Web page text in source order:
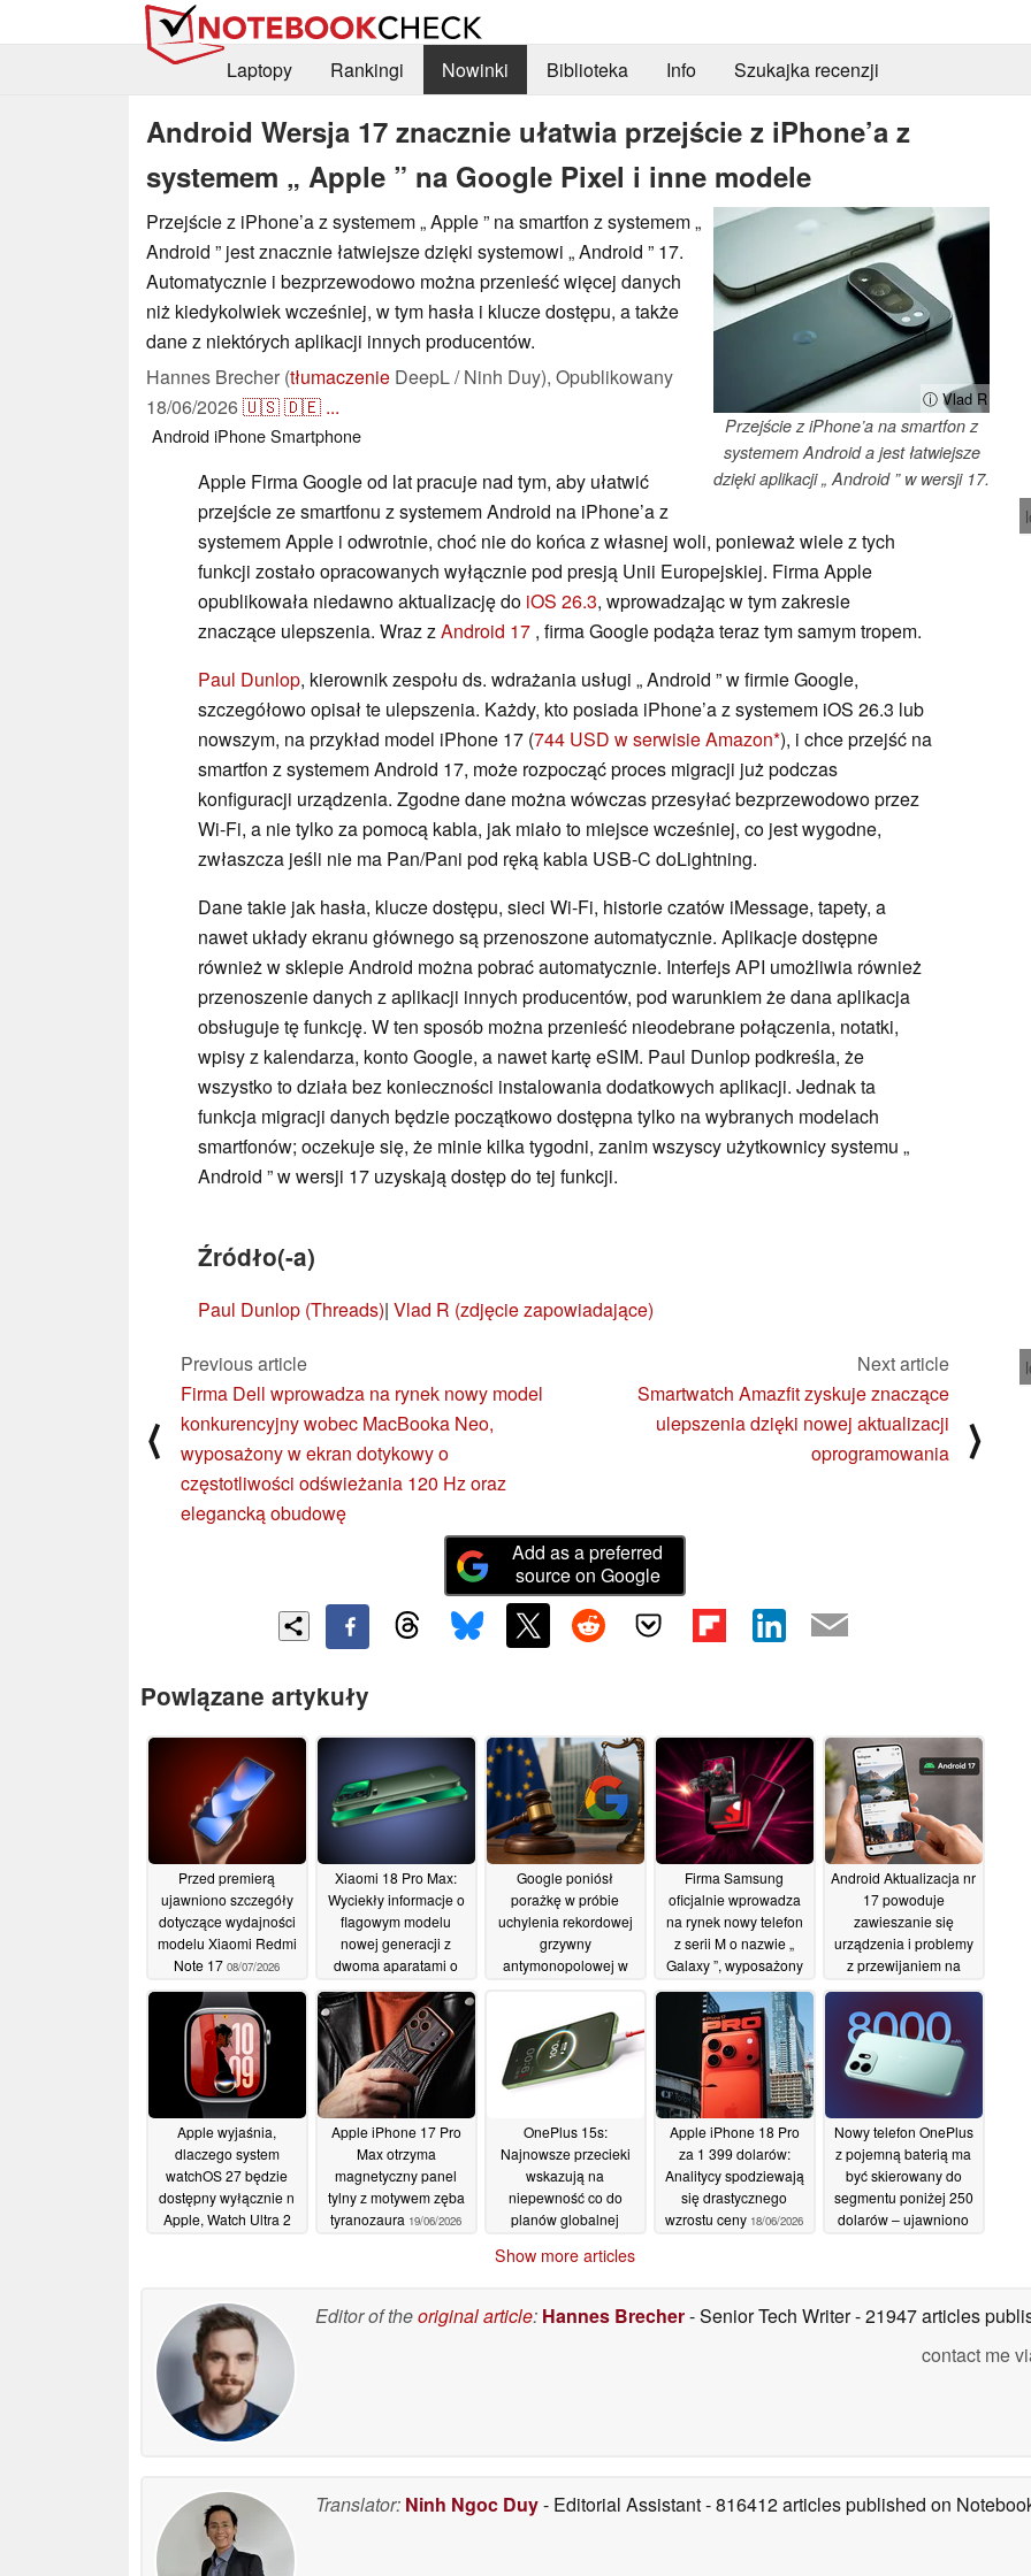
Laptopy
Rankingi Nowinki Biblioteka Info Szukajka recenzji
Android Wersja 17 znacznie ułatwia przejście z iPhone’a z
systemem „ Apple ” na Google Pixel i inne modele
ⓘ Vlad R
Przejście z iPhone’a na smartfon z
systemem Android a jest łatwiejsze
dzięki aplikacji „ Android ” w wersji 17.
Przejście z iPhone’a z systemem „ Apple ” na smartfon z systemem „
Android ” jest znacznie łatwiejsze dzięki systemowi „ Android ” 17.
Automatycznie i bezprzewodowo można przenieść więcej danych
niż kiedykolwiek wcześniej, w tym hasła i klucze dostępu, a także
dane z niektórych aplikacji innych producentów.
Hannes Brecher (tłumaczenie DeepL / Ninh Duy), Opublikowany
18/06/2026🇺🇸🇩🇪 ...
AndroidiPhoneSmartphone
Apple Firma Google od lat pracuje nad tym, aby ułatwić
przejście ze smartfonu z systemem Android na iPhone’a z
systemem Apple i odwrotnie, choć nie do końca z własnej woli, ponieważ wiele z tych
funkcji zostało opracowanych wyłącznie pod presją Unii Europejskiej. Firma Apple
opublikowała niedawno aktualizację do iOS 26.3, wprowadzając w tym zakresie
znaczące ulepszenia. Wraz zAndroid 17 , firma Google podąża teraz tym samym tropem.
Paul Dunlop, kierownik zespołu ds. wdrażania usługi „ Android ” w firmie Google,
szczegółowo opisał te ulepszenia. Każdy, kto posiada iPhone’a z systemem iOS 26.3 lub
nowszym, na przykład model iPhone 17 (744 USD w serwisie Amazon ), i chce przejść na
smartfon z systemem Android 17, może rozpocząć proces migracji już podczas
konfiguracji urządzenia. Zgodne dane można wówczas przesyłać bezprzewodowo przez
Wi-Fi, a nie tylko za pomocą kabla, jak miało to miejsce wcześniej, co jest wygodne,
zwłaszcza jeśli nie ma Pan/Pani pod ręką kabla USB-C doLightning.
Dane takie jak hasła, klucze dostępu, sieci Wi-Fi, historie czatów iMessage, tapety, a
nawet układy ekranu głównego są przenoszone automatycznie. Aplikacje dostępne
również w sklepie Android można pobrać automatycznie. Interfejs API umożliwia również
przenoszenie danych z aplikacji innych producentów, pod warunkiem że dana aplikacja
obsługuje tę funkcję. W ten sposób można przenieść nieodebrane połączenia, notatki,
wpisy z kalendarza, konto Google, a nawet kartę eSIM. Paul Dunlop podkreśla, że
wszystko to działa bez konieczności instalowania dodatkowych aplikacji. Jednak ta
funkcja migracji danych będzie początkowo dostępna tylko na wybranych modelach
smartfonów; oczekuje się, że minie kilka tygodni, zanim wszyscy użytkownicy systemu „
Android ” w wersji 17 uzyskają dostęp do tej funkcji.
Źródło(-a)
Paul Dunlop (Threads)| Vlad R (zdjęcie zapowiadające)
⟨
Previous article
Firma Dell wprowadza na rynek nowy model
konkurencyjny wobec MacBooka Neo,
wyposażony w ekran dotykowy o
częstotliwości odświeżania 120 Hz oraz
elegancką obudowę
Next article
Smartwatch Amazfit zyskuje znaczące
ulepszenia dzięki nowej aktualizacji
oprogramowania
⟩
Add as a preferred
source on Google
Powiązane artykuły
Przed premierą
ujawniono szczegóły
dotyczące wydajności
modelu Xiaomi Redmi
Note 17 08/07/2026
Xiaomi 18 Pro Max:
Wyciekły informacje o
flagowym modelu
nowej generacji z
dwoma aparatami o
i pojemną baterią
07/07/2026
Google poniósł
porażkę w próbie
uchylenia rekordowej
grzywny
antymonopolowej w
nałożonej przez UE
04/07/2026
Firma Samsung
oficjalnie wprowadza
na rynek nowy telefon
z serii M o nazwie „
Galaxy ”, wyposażony
6 000 mAh29/06/2026
Android Aktualizacja nr
17 powoduje
zawieszanie się
urządzenia i problemy
z przewijaniem na
22/06/2026
Apple wyjaśnia,
dlaczego system
watchOS 27 będzie
dostępny wyłącznie n
Apple, Watch Ultra 2
Apple iPhone 17 Pro
Max otrzyma
magnetyczny panel
tylny z motywem zęba
tyranozaura 19/06/2026
OnePlus 15s:
Najnowsze przecieki
wskazują na
niepewność co do
planów globalnej
Apple iPhone 18 Pro
za 1 399 dolarów:
Analitycy spodziewają
się drastycznego
wzrostu ceny 18/06/2026
Nowy telefon OnePlus
z pojemną baterią ma
być skierowany do
segmentu poniżej 250
dolarów – ujawniono
Show more articles
Editor of theoriginal article: Hannes Brecher- Senior Tech Writer- 21947 articles
contact me
Translator: Ninh Ngoc Duy- Editorial Assistant- 816412 articles published on